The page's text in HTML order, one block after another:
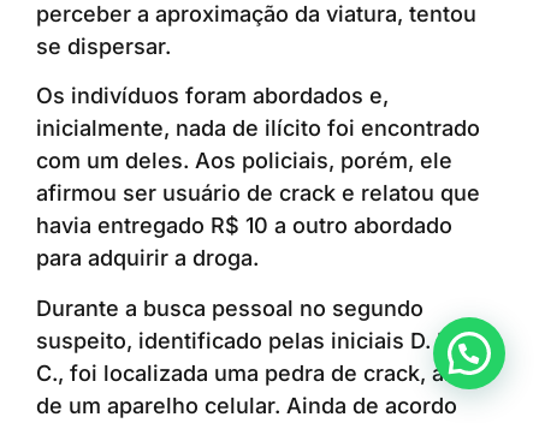
perceber a aproximação da viatura, tentou
se dispersar.
Os indivíduos foram abordados e,
inicialmente, nada de ilícito foi encontrado
com um deles. Aos policiais, porém, ele
afirmou ser usuário de crack e relatou que
havia entregado R$ 10 a outro abordado
para adquirir a droga.
Durante a busca pessoal no segundo
suspeito, identificado pelas iniciais D. M. F.
C., foi localizada uma pedra de crack, além
de um aparelho celular. Ainda de acordo
Anunciar ou recomendar matéria